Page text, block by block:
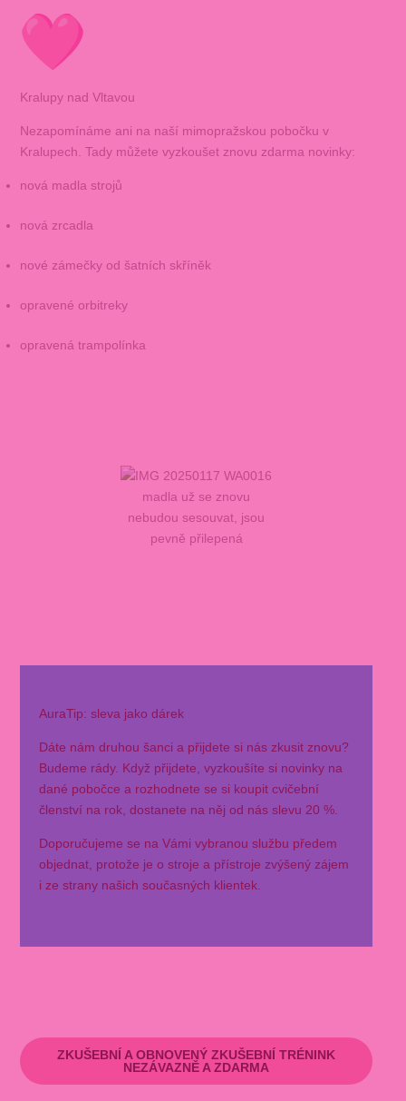
Kralupy nad Vltavou
Nezapomínáme ani na naší mimopražskou pobočku v
Kralupech. Tady můžete vyzkoušet znovu zdarma novinky:
nová madla strojů
nová zrcadla
nové zámečky od šatních skříněk
opravené orbitreky
opravená trampolínka
madla už se znovu
nebudou sesouvat, jsou
pevně přilepená
AuraTip: sleva jako dárek
Dáte nám druhou šanci a přijdete si nás zkusit znovu?
Budeme rády. Když přijdete, vyzkoušíte si novinky na
dané pobočce a rozhodnete se si koupit cvičební
členství na rok, dostanete na něj od nás slevu 20 %.
Doporučujeme se na Vámi vybranou službu předem
objednat, protože je o stroje a přístroje zvýšený zájem
i ze strany našich současných klientek.
ZKUŠEBNÍ A OBNOVENÝ ZKUŠEBNÍ TRÉNINK
NEZÁVAZNĚ A ZDARMA